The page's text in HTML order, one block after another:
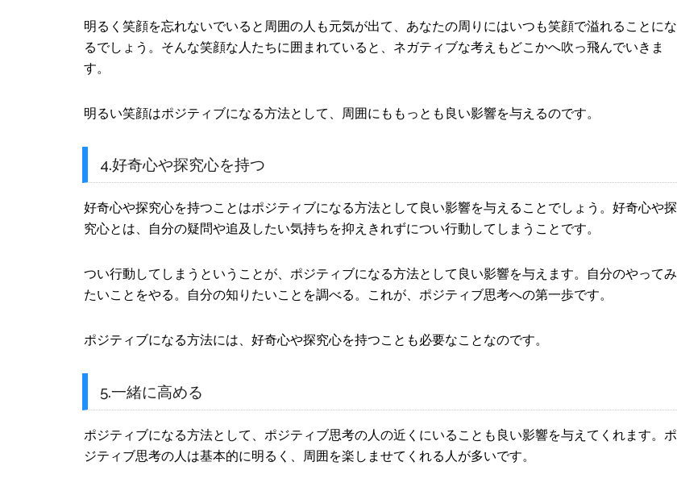
明るく笑顔を忘れないでいると周囲の人も元気が出て、あなたの周りにはいつも笑顔で溢れることにな
るでしょう。そんな笑顔な人たちに囲まれていると、ネガティブな考えもどこかへ吹っ飛んでいきま
す。
明るい笑顔はポジティブになる方法として、周囲にももっとも良い影響を与えるのです。
4.好奇心や探究心を持つ
好奇心や探究心を持つことはポジティブになる方法として良い影響を与えることでしょう。好奇心や探
究心とは、自分の疑問や追及したい気持ちを抑えきれずについ行動してしまうことです。
つい行動してしまうということが、ポジティブになる方法として良い影響を与えます。自分のやってみ
たいことをやる。自分の知りたいことを調べる。これが、ポジティブ思考への第一歩です。
ポジティブになる方法には、好奇心や探究心を持つことも必要なことなのです。
5.一緒に高める
ポジティブになる方法として、ポジティブ思考の人の近くにいることも良い影響を与えてくれます。ポ
ジティブ思考の人は基本的に明るく、周囲を楽しませてくれる人が多いです。